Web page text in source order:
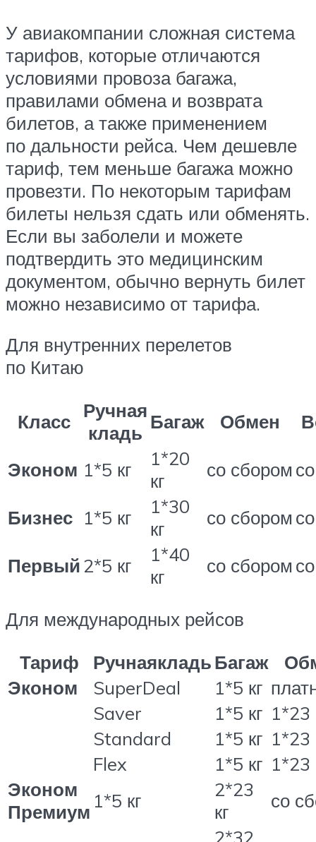
У авиакомпании сложная система
тарифов, которые отличаются
условиями провоза багажа,
правилами обмена и возврата
билетов, а также применением
по дальности рейса. Чем дешевле
тариф, тем меньше багажа можно
провезти. По некоторым тарифам
билеты нельзя сдать или обменять.
Если вы заболели и можете
подтвердить это медицинским
документом, обычно вернуть билет
можно независимо от тарифа.
Для внутренних перелетов
по Китаю
Класс Ручная
кладь Багаж Обмен
Эконом 1*5 кг
1*20
кг
со сбором
Бизнес 1*5 кг
1*30
кг
со сбором
Первый2*5 кг
1*40
кг
со сбором
Для международных рейсов
Тариф
РучнаякладьБагаж
Эконом
SuperDeal 1*5 кг
Saver
1*5 кг 1*23
Standard
1*5 кг 1*23
Flex
1*5 кг 1*23
Эконом
Премиум 1*5 кг
2*23
кг
со
2*32